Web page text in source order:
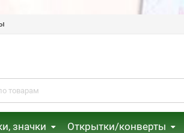
значки Открытки/конверты